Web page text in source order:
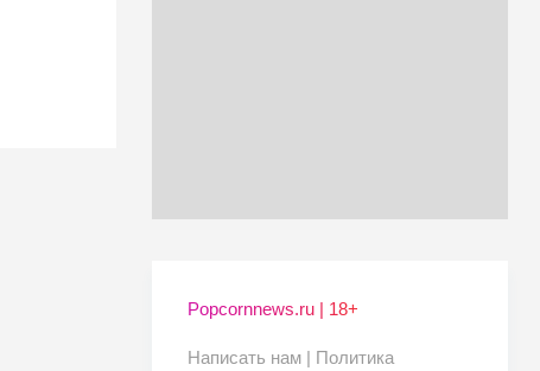
Popcornnews.ru | 18+
Написать нам | Политика